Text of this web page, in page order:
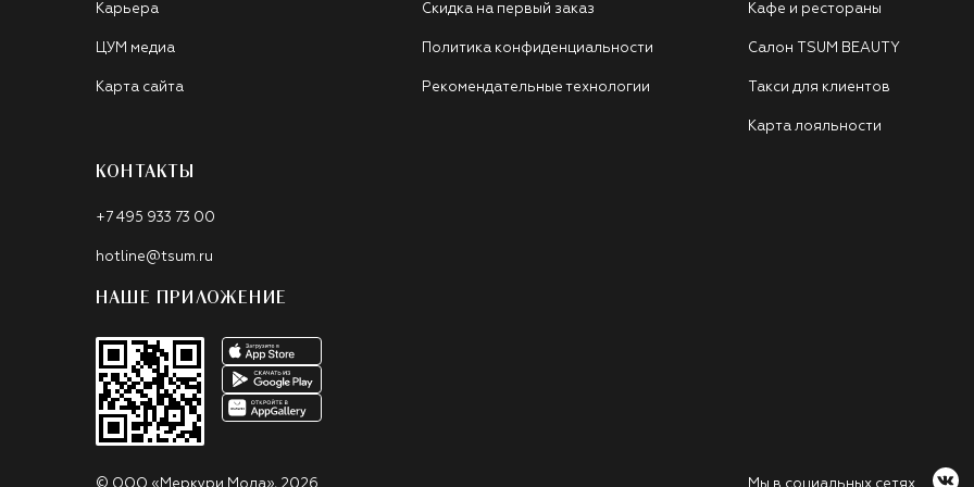
Карьера
ЦУМ медиа
Карта сайта
Скидка на первый заказ
Политика конфиденциальности
Рекомендательные технологии
Кафе и рестораны
Салон TSUM BEAUTY
Такси для клиентов
Карта лояльности
КОНТАКТЫ
+7 495 933 73 00
hotline@tsum.ru
НАШЕ ПРИЛОЖЕНИЕ
© ООО «Меркури Мода», 2026 Мы в социальных сетях